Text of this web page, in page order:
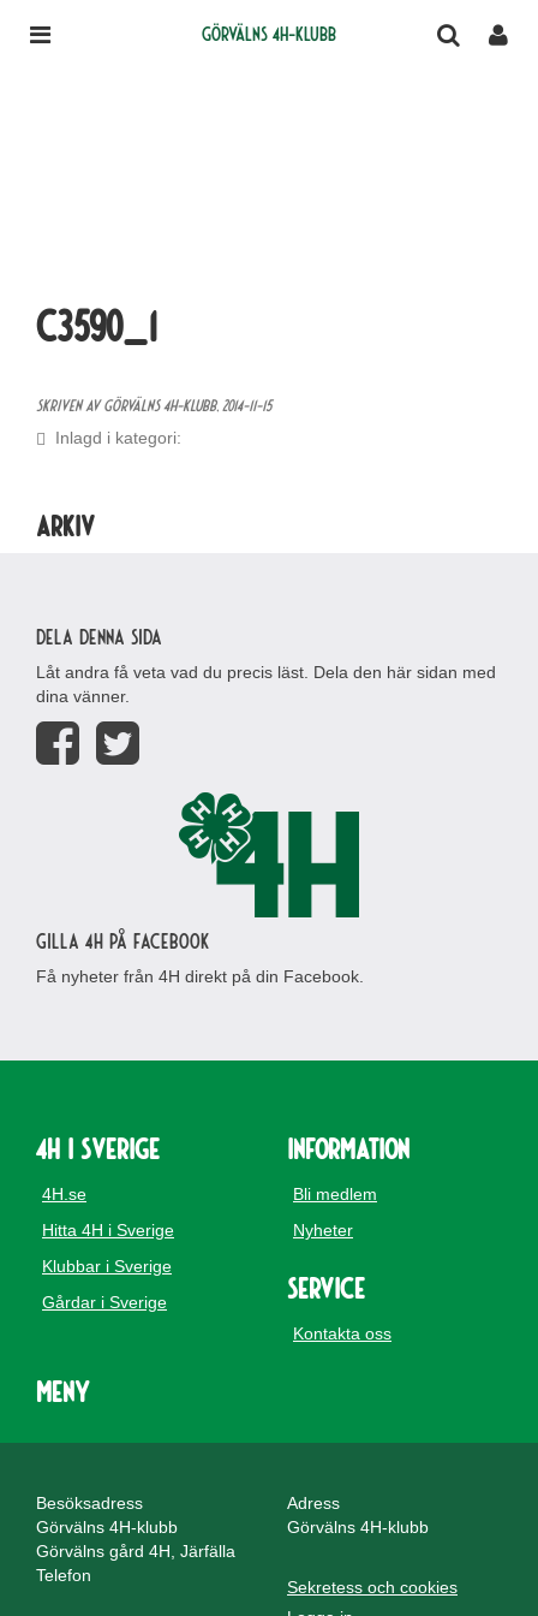
Görvälns 4H-klubb
C3590_1
Skriven av Görvälns 4H-klubb,2014-11-15
Inlagd i kategori:
Arkiv
Dela denna sida
Låt andra få veta vad du precis läst. Dela den här sidan med
dina vänner.
Gilla 4H på Facebook
Få nyheter från 4H direkt på din Facebook.
4H i Sverige
4H.se
Hitta 4H i Sverige
Klubbar i Sverige
Gårdar i Sverige
Information
Bli medlem
Nyheter
Service
Kontakta oss
Meny
Besöksadress
Görvälns 4H-klubb
Görvälns gård 4H, Järfälla
Adress
Görvälns 4H-klubb
Telefon
Sekretess och cookies